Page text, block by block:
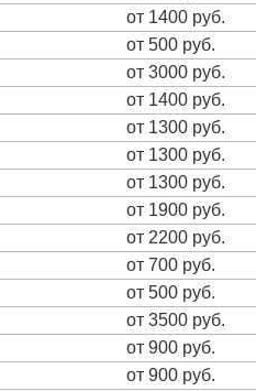
от 1400 руб.
от 500 руб.
от 3000 руб.
от 1400 руб.
от 1300 руб.
от 1300 руб.
от 1300 руб.
от 1900 руб.
от 2200 руб.
от 700 руб.
от 500 руб.
от 3500 руб.
от 900 руб.
от 900 руб.